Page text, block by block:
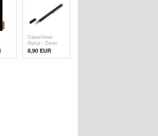
Capacitieve
Stylus - Zwart
8,90 EUR